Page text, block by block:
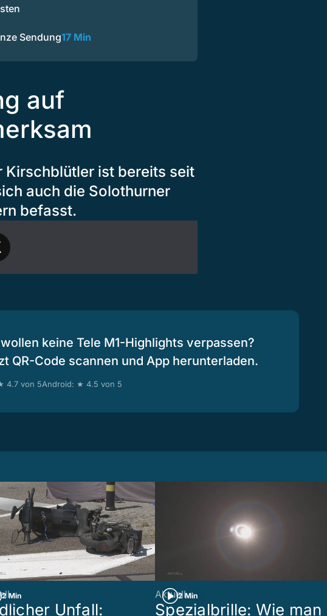
Sendung17 Min
auf
Kirschblütler ist bereits seit
auch die Solothurner
befasst.
keine Tele M1-Highlights verpassen?
QR-Code scannen und App herunterladen.
4.7 von 5Android: ★ 4.5 von 5
2 Min
Unfall:
2 Min
Aktuell
Spezialbrille: Wie man